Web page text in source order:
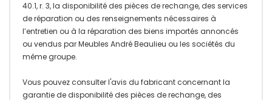
40.1, r. 3, la disponibilité des pièces de rechange, des services
de réparation ou des renseignements nécessaires à
l’entretien ou à la réparation des biens importés annoncés
ou vendus par Meubles André Beaulieu ou les sociétés du
même groupe.
Vous pouvez consulter l'avis du fabricant concernant la
garantie de disponibilité des pièces de rechange, des